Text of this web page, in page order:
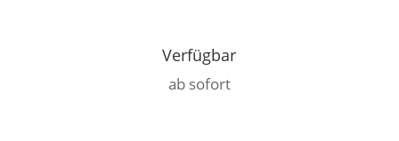
Verfügbar
ab sofort